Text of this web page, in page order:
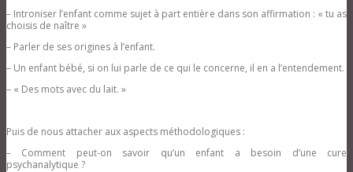
– Introniser l’enfant comme sujet à part entière dans son affirmation : « tu as
choisis de naître »
– Parler de ses origines à l’enfant.
– Un enfant bébé, si on lui parle de ce qui le concerne, il en a l’entendement.
– « Des mots avec du lait. »
Puis de nous attacher aux aspects méthodologiques :
– Comment peut-on savoir qu’un enfant a besoin d’une cure
psychanalytique ?